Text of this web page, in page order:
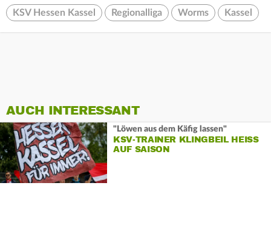
KSV Hessen Kassel Regionalliga Worms Kassel
AUCH INTERESSANT
"Löwen aus dem Käfig lassen"
KSV-TRAINER KLINGBEIL HEISS A
UF SAISON